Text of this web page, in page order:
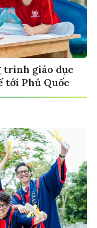
trình giáo dục
tới Phú Quốc